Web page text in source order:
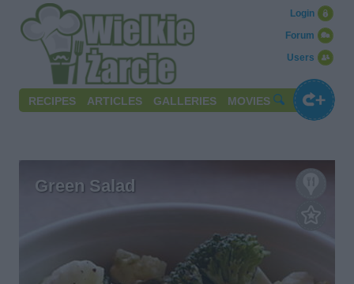
Users
Forum
Login
RECIPES ARTICLES GALLERIES MOVIES
Green Salad